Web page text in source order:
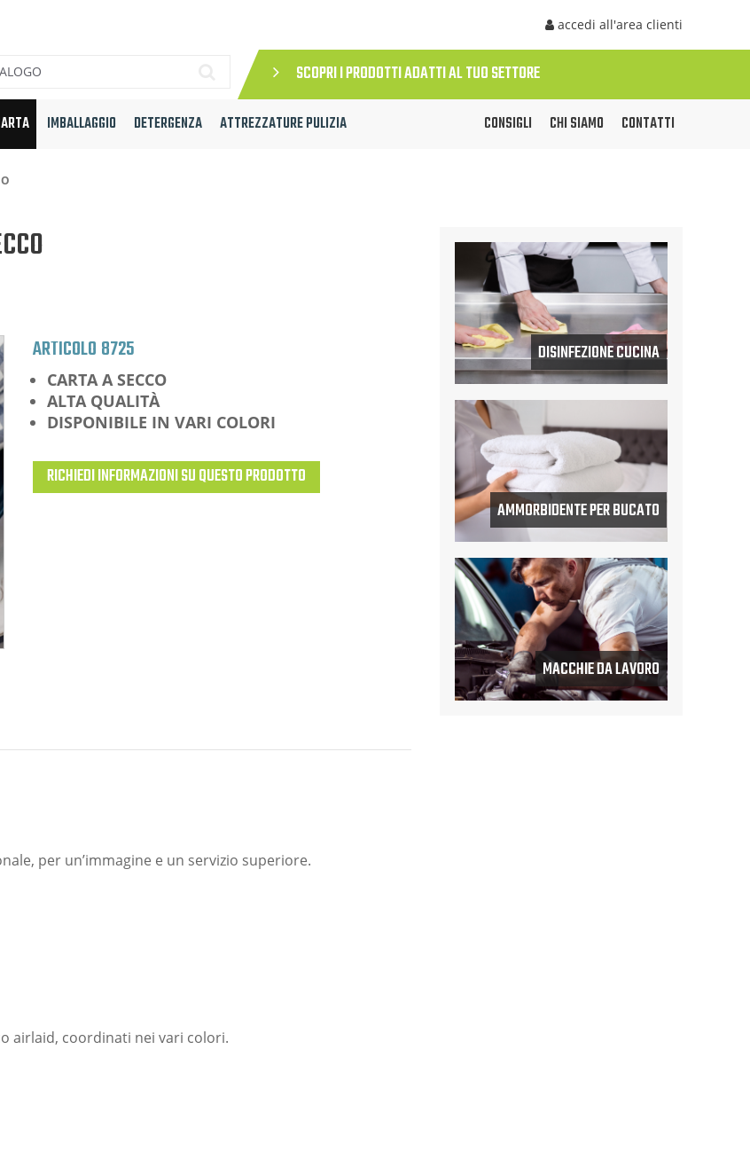
accedi all'area clienti
SCOPRI I PRODOTTI ADATTI AL TUO SETTORE
IMBALLAGGIO DETERGENZA ATTREZZATURE PULIZIA CONSIGLI CHI SIAMO CONTATTI
ARTICOLO 8725
CARTA A SECCO
ALTA QUALITÀ
DISPONIBILE IN VARI COLORI
RICHIEDI INFORMAZIONI SU QUESTO PRODOTTO
per un’immagine e un servizio superiore.
airlaid, coordinati nei vari colori.
DISINFEZIONE CUCINA
AMMORBIDENTE PER BUCATO
MACCHIE DA LAVORO